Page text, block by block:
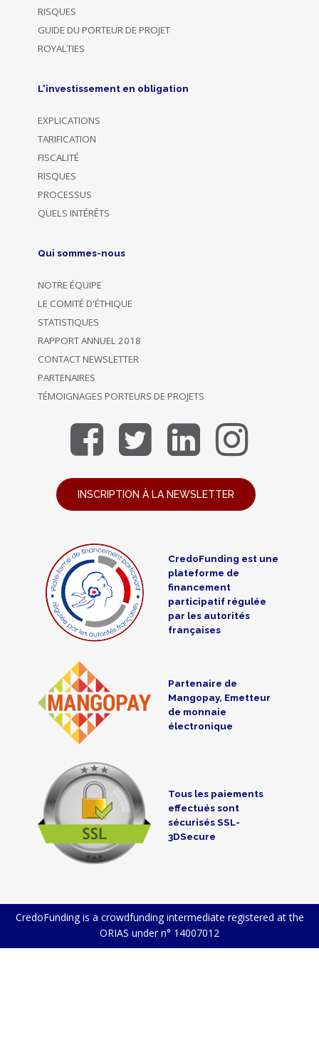
RISQUES
GUIDE DU PORTEUR DE PROJET
ROYALTIES
L'investissement en obligation
EXPLICATIONS
TARIFICATION
FISCALITÉ
RISQUES
PROCESSUS
QUELS INTÉRÊTS
Qui sommes-nous
NOTRE ÉQUIPE
LE COMITÉ D'ÉTHIQUE
STATISTIQUES
RAPPORT ANNUEL 2018
CONTACT NEWSLETTER
PARTENAIRES
TÉMOIGNAGES PORTEURS DE PROJETS
INSCRIPTION À LA NEWSLETTER
CredoFunding est une
plateforme de
financement
participatif régulée
par les autorités
françaises
Partenaire de
Mangopay, Emetteur
de monnaie
électronique
Tous les paiements
effectués sont
sécurisés SSL-
3DSecure
CredoFunding is a crowdfunding intermediate registered at the
ORIAS under n° 14007012